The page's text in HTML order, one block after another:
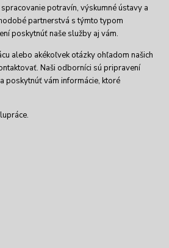
potravín, výskumné ústavy a
partnerstvá s týmto typom
poskytnúť naše služby aj vám.
alebo akékoľvek otázky ohľadom našich
Naši odborníci sú pripravení
poskytnúť vám informácie, ktoré